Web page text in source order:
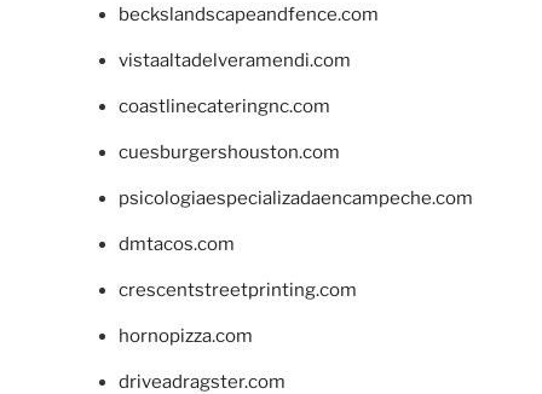
beckslandscapeandfence.com
vistaaltadelveramendi.com
coastlinecateringnc.com
cuesburgershouston.com
psicologiaespecializadaencampeche.com
dmtacos.com
crescentstreetprinting.com
hornopizza.com
driveadragster.com